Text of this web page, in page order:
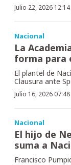
Julio 22, 2026
Nacional
La
forma para
El plantel de
Clausura ante
Julio 16, 2026
Nacional
El hijo de
suma a
Francisco